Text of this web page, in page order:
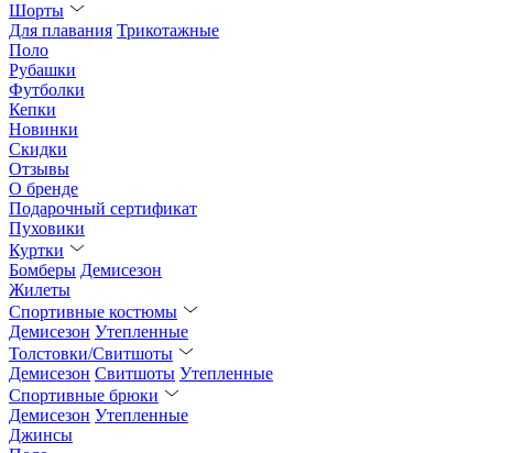
Шорты
Для плавания Трикотажные
Поло
Рубашки
Футболки
Кепки
Новинки
Скидки
Отзывы
О бренде
Подарочный сертификат
Пуховики
Куртки
Бомберы Демисезон
Жилеты
Спортивные костюмы
Демисезон Утепленные
Толстовки/Свитшоты
Демисезон Свитшоты Утепленные
Спортивные брюки
Демисезон Утепленные
Джинсы